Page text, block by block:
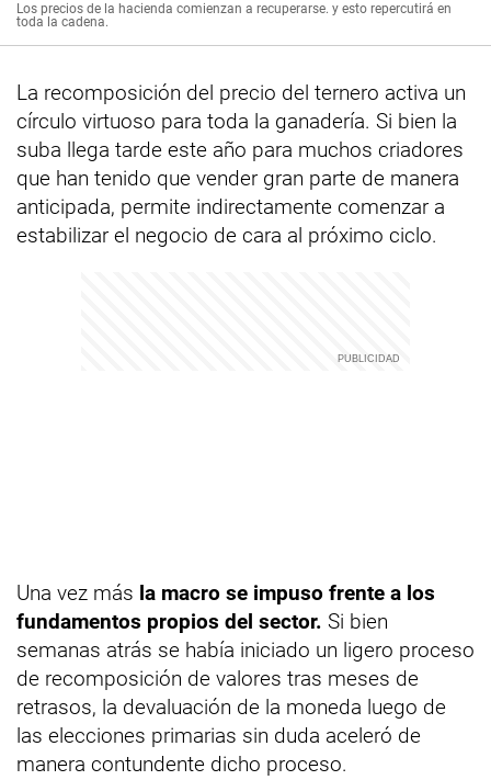
Los precios de la hacienda comienzan a recuperarse. y esto repercutirá en
toda la cadena.
La recomposición del precio del ternero activa un
círculo virtuoso para toda la ganadería. Si bien la
suba llega tarde este año para muchos criadores
que han tenido que vender gran parte de manera
anticipada, permite indirectamente comenzar a
estabilizar el negocio de cara al próximo ciclo.
Una vez más la macro se impuso frente a los
fundamentos propios del sector. Si bien
semanas atrás se había iniciado un ligero proceso
de recomposición de valores tras meses de
retrasos, la devaluación de la moneda luego de
las elecciones primarias sin duda aceleró de
manera contundente dicho proceso.